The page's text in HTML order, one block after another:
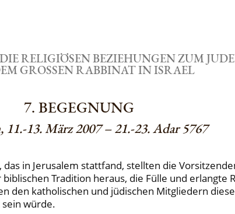
RELIGIÖSEN BEZIEHUNGEN ZUM
GROSSEN RABBINAT IN ISRAEL
7. BEGEGNUNG
11.-13. März 2007 – 21.-23. Adar 5767
in Jerusalem stattfand, stellten die
Tradition heraus, die Fülle und
den katholischen und jüdischen Mitgliedern
würde.